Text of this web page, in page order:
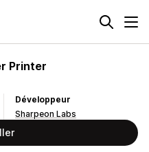
Printer
Développeur
Sharpeon Labs